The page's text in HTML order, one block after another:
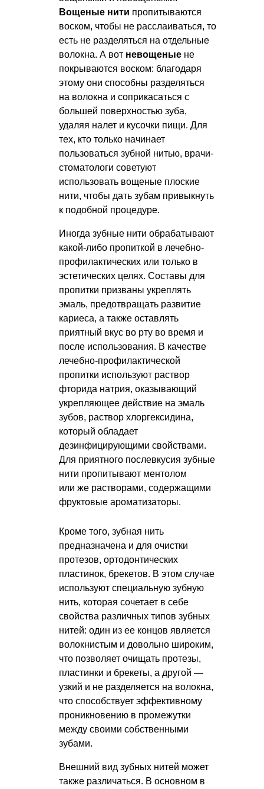
Вощеные нити пропитываются
воском, чтобы не расслаиваться, то
есть не разделяться на отдельные
волокна. А вот невощеные не
покрываются воском: благодаря
этому они способны разделяться
на волокна и соприкасаться с
большей поверхностью зуба,
удаляя налет и кусочки пищи. Для
тех, кто только начинает
пользоваться зубной нитью, врачи-
стоматологи советуют
использовать вощеные плоские
нити, чтобы дать зубам привыкнуть
к подобной процедуре.
Иногда зубные нити обрабатывают
какой-либо пропиткой в лечебно-
профилактических или только в
эстетических целях. Составы для
пропитки призваны укреплять
эмаль, предотвращать развитие
кариеса, а также оставлять
приятный вкус во рту во время и
после использования. В качестве
лечебно-профилактической
пропитки используют раствор
фторида натрия, оказывающий
укрепляющее действие на эмаль
зубов, раствор хлоргексидина,
который обладает
дезинфицирующими свойствами.
Для приятного послевкусия зубные
нити пропитывают ментолом
или же растворами, содержащими
фруктовые ароматизаторы.
Кроме того, зубная нить
предназначена и для очистки
протезов, ортодонтических
пластинок, брекетов. В этом случае
используют специальную зубную
нить, которая сочетает в себе
свойства различных типов зубных
нитей: один из ее концов является
волокнистым и довольно широким,
что позволяет очищать протезы,
пластинки и брекеты, а другой —
узкий и не разделяется на волокна,
что способствует эффективному
проникновению в промежутки
между своими собственными
зубами.
Внешний вид зубных нитей может
также различаться. В основном в